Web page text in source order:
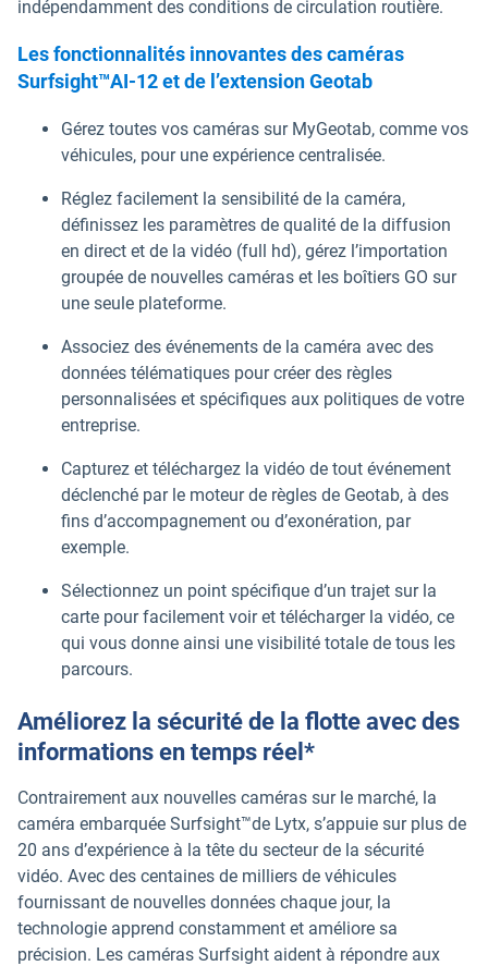
indépendamment des conditions de circulation routière.
Les fonctionnalités innovantes des caméras
Surfsight™AI-12 et de l’extension Geotab
Gérez toutes vos caméras sur MyGeotab, comme vos
véhicules, pour une expérience centralisée.
Réglez facilement la sensibilité de la caméra,
définissez les paramètres de qualité de la diffusion
en direct et de la vidéo (full hd), gérez l’importation
groupée de nouvelles caméras et les boîtiers GO sur
une seule plateforme.
Associez des événements de la caméra avec des
données télématiques pour créer des règles
personnalisées et spécifiques aux politiques de votre
entreprise.
Capturez et téléchargez la vidéo de tout événement
déclenché par le moteur de règles de Geotab, à des
fins d’accompagnement ou d’exonération, par
exemple.
Sélectionnez un point spécifique d’un trajet sur la
carte pour facilement voir et télécharger la vidéo, ce
qui vous donne ainsi une visibilité totale de tous les
parcours.
Améliorez la sécurité de la flotte avec des
informations en temps réel*
Contrairement aux nouvelles caméras sur le marché, la
caméra embarquée Surfsight™de Lytx, s’appuie sur plus de
20 ans d’expérience à la tête du secteur de la sécurité
vidéo. Avec des centaines de milliers de véhicules
fournissant de nouvelles données chaque jour, la
technologie apprend constamment et améliore sa
précision. Les caméras Surfsight aident à répondre aux